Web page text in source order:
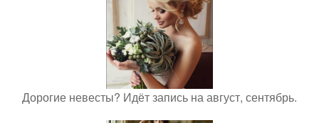
Дорогие невесты? Идёт запись на август, сентябрь.